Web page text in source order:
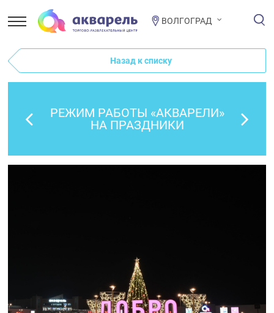
ВОЛГОГРАД
Назад к списку
РЕЖИМ РАБОТЫ «АКВАРЕЛИ»
НА ПРАЗДНИКИ